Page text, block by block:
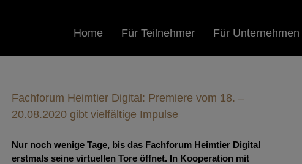
Home Für Teilnehmer Für Unternehmen
Fachforum Heimtier Digital: Premiere vom 18. –
20.08.2020 gibt vielfältige Impulse
Nur noch wenige Tage, bis das Fachforum Heimtier Digital
erstmals seine virtuellen Tore öffnet. In Kooperation mit